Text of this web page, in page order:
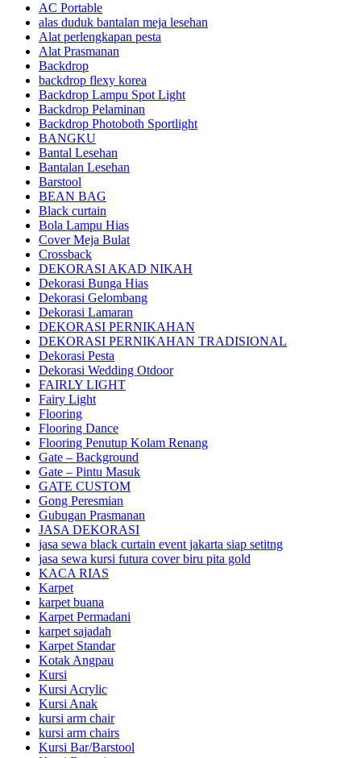
AC Portable
alas duduk bantalan meja lesehan
Alat perlengkapan pesta
Alat Prasmanan
Backdrop
backdrop flexy korea
Backdrop Lampu Spot Light
Backdrop Pelaminan
Backdrop Photoboth Sportlight
BANGKU
Bantal Lesehan
Bantalan Lesehan
Barstool
BEAN BAG
Black curtain
Bola Lampu Hias
Cover Meja Bulat
Crossback
DEKORASI AKAD NIKAH
Dekorasi Bunga Hias
Dekorasi Gelombang
Dekorasi Lamaran
DEKORASI PERNIKAHAN
DEKORASI PERNIKAHAN TRADISIONAL
Dekorasi Pesta
Dekorasi Wedding Otdoor
FAIRLY LIGHT
Fairy Light
Flooring
Flooring Dance
Flooring Penutup Kolam Renang
Gate – Background
Gate – Pintu Masuk
GATE CUSTOM
Gong Peresmian
Gubugan Prasmanan
JASA DEKORASI
jasa sewa black curtain event jakarta siap setitng
jasa sewa kursi futura cover biru pita gold
KACA RIAS
Karpet
karpet buana
Karpet Permadani
karpet sajadah
Karpet Standar
Kotak Angpau
Kursi
Kursi Acrylic
Kursi Anak
kursi arm chair
kursi arm chairs
Kursi Bar/Barstool